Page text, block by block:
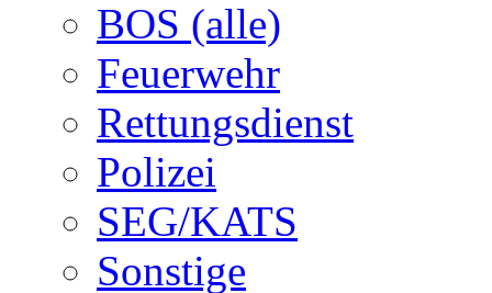
BOS (alle)
Feuerwehr
Rettungsdienst
Polizei
SEG/KATS
Sonstige